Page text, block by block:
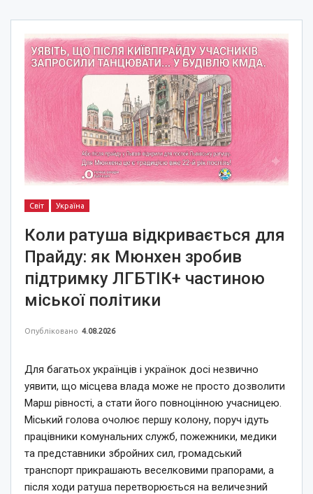
Світ Україна
Коли ратуша відкривається для
Прайду: як Мюнхен зробив
підтримку ЛГБТІК+ частиною
міської політики
Опубліковано 4.08.2026
Для багатьох українців і українок досі незвично
уявити, що місцева влада може не просто дозволити
Марш рівності, а стати його повноцінною учасницею.
Міський голова очолює першу колону, поруч ідуть
працівники комунальних служб, пожежники, медики
та представники збройних сил, громадський
транспорт прикрашають веселковими прапорами, а
після ходи ратуша перетворюється на величезний